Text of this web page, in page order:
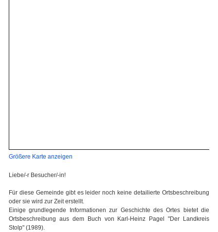
Größere Karte anzeigen
Liebe/-r Besucher/-in!
Für diese Gemeinde gibt es leider noch keine detailierte Ortsbeschreibung
oder sie wird zur Zeit erstellt.
Einige grundlegende Informationen zur Geschichte des Ortes bietet die
Ortsbeschreibung aus dem Buch von Karl-Heinz Pagel "Der Landkreis
Stolp" (1989).